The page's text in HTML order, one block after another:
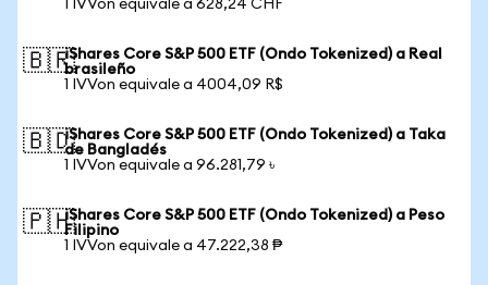
1 IVVon equivale a 628,24 CHF
🇧🇷iShares Core S&P 500 ETF (Ondo Tokenized) a Real
brasileño
1 IVVon equivale a 4004,09 R$
🇧🇩iShares Core S&P 500 ETF (Ondo Tokenized) a Taka
de Bangladés
1 IVVon equivale a 96.281,79 ৳
🇵🇭iShares Core S&P 500 ETF (Ondo Tokenized) a Peso
Filipino
1 IVVon equivale a 47.222,38 ₱